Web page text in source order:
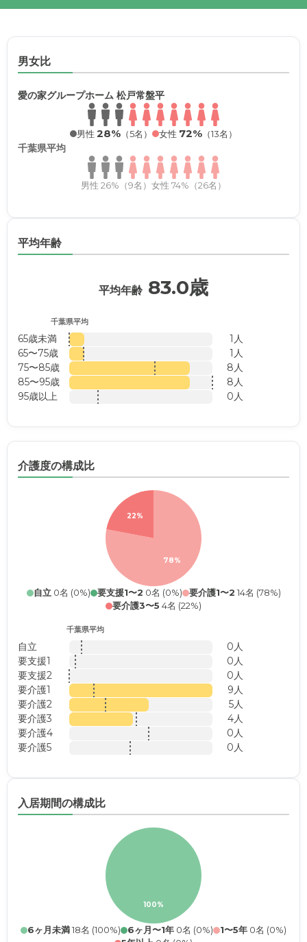
男女比
愛の家グループホーム 松戸常盤平
男性 28% （5名） 女性 72% （13名）
千葉県平均
男性 26%（9名） 女性 74%（26名）
平均年齢
平均年齢 83.0歳
千葉県平均
65歳未満
1人
65〜75歳
1人
75〜85歳
8人
85〜95歳
8人
95歳以上
0人
介護度の構成比
78%
22%
自立0名 (0%) 要支援1〜2 0名 (0%) 要介護1〜2 14名 (78%)
要介護3〜5 4名 (22%)
千葉県平均
自立
0人
要支援1
0人
要支援2
0人
要介護1
9人
要介護2
5人
要介護3
4人
要介護4
0人
要介護5
0人
入居期間の構成比
100%
6ヶ月未満18名 (100%) 6ヶ月〜1年 0名 (0%) 1〜5年 0名 (0%)